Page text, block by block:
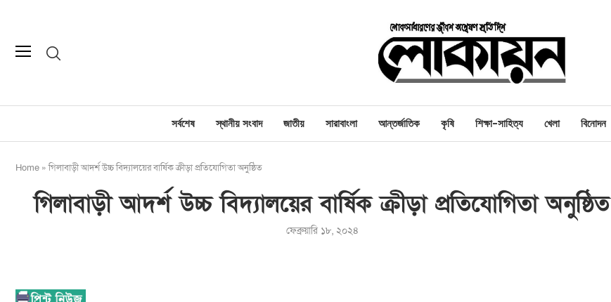
সর্বশেষ স্থানীয় সংবাদ জাতীয় সারাবাংলা আন্তর্জাতিক কৃষি শিক্ষা-সাহিত্য খেলা বিনোদন
Home »গিলাবাড়ী আদর্শ উচ্চ বিদ্যালয়ের বার্ষিক ক্রীড়া প্রতিযোগিতা অনুষ্ঠিত
গিলাবাড়ী আদর্শ উচ্চ বিদ্যালয়ের বার্ষিক ক্রীড়া প্রতিযোগিতা অনুষ্ঠিত
ফেব্রুয়ারি ১৮, ২০২৪